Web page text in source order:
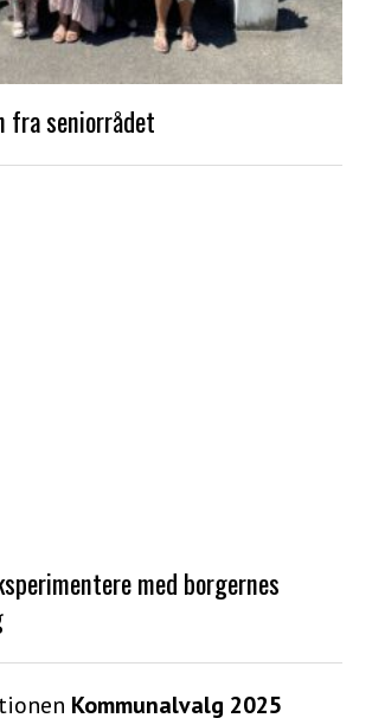
fra seniorrådet
med borgernes
Kommunalvalg 2025